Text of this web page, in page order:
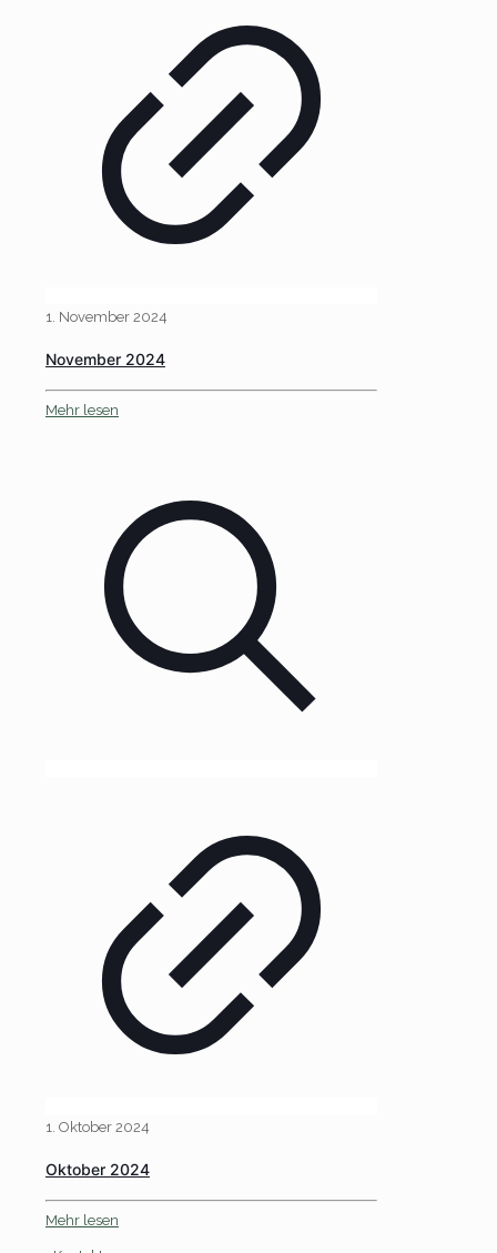
1. November 2024
November 2024
Mehr lesen
1. Oktober 2024
Oktober 2024
Mehr lesen